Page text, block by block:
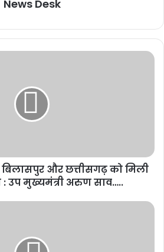
News Desk
बिलासपुर और छत्तीसगढ़ को मिली
: उप मुख्यमंत्री अरुण साव…..